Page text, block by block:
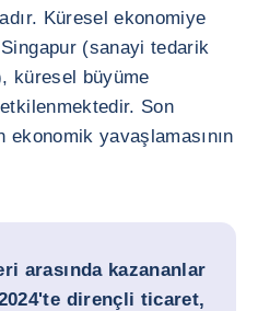
Küresel ekonomiye
(sanayi tedarik
küresel büyüme
etkilenmektedir. Son
yavaşlamasının
arasında kazananlar
dirençli ticaret,